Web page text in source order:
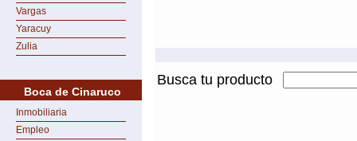
Vargas
Yaracuy
Zulia
Boca de Cinaruco
Inmobiliaria
Empleo
Busca tu producto